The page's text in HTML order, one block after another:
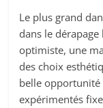
Le plus grand
dans le
optimiste, une
des choix
belle
expérimentés